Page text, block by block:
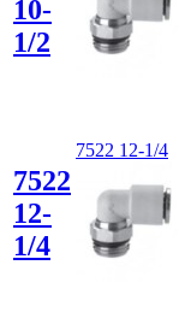
10-
1/2
7522
12-
1/4
7522 12-1/4